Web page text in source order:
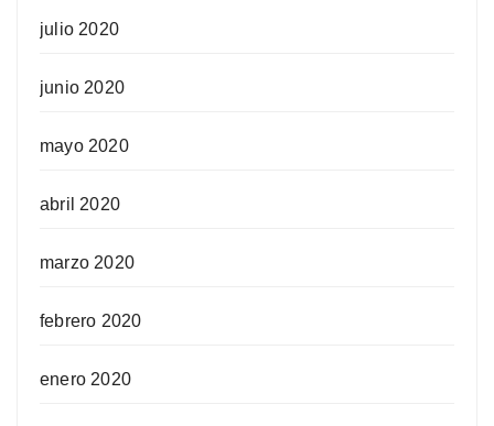
julio 2020
junio 2020
mayo 2020
abril 2020
marzo 2020
febrero 2020
enero 2020